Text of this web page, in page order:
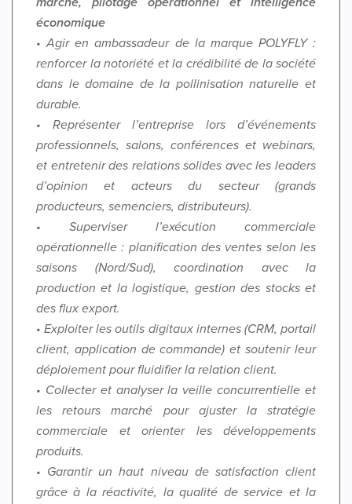
économique
• Agir en ambassadeur de la marque POLYFLY :
renforcer la notoriété et la crédibilité de la société
dans le domaine de la pollinisation naturelle et
durable.
• Représenter l’entreprise lors d’événements
professionnels, salons, conférences et webinars,
et entretenir des relations solides avec les leaders
d’opinion et acteurs du secteur (grands
producteurs, semenciers, distributeurs).
• Superviser l’exécution commerciale
opérationnelle : planification des ventes selon les
saisons (Nord/Sud), coordination avec la
production et la logistique, gestion des stocks et
des flux export.
• Exploiter les outils digitaux internes (CRM, portail
client, application de commande) et soutenir leur
déploiement pour fluidifier la relation client.
• Collecter et analyser la veille concurrentielle et
les retours marché pour ajuster la stratégie
commerciale et orienter les développements
produits.
• Garantir un haut niveau de satisfaction client
grâce à la réactivité, la qualité de service et la